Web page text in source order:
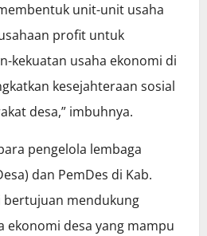
unit-unit usaha
profit untuk
kekuatan usaha ekonomi di
kesejahteraan sosial
desa,” imbuhnya.
pengelola lembaga
dan PemDes di Kab.
bertujuan mendukung
ekonomi desa yang mampu